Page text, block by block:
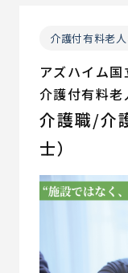
介護付有料老
アズハイム国
介護付有料老
介護職/介
士）